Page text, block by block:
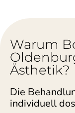
Warum
Ästhetik?
Die
individuell